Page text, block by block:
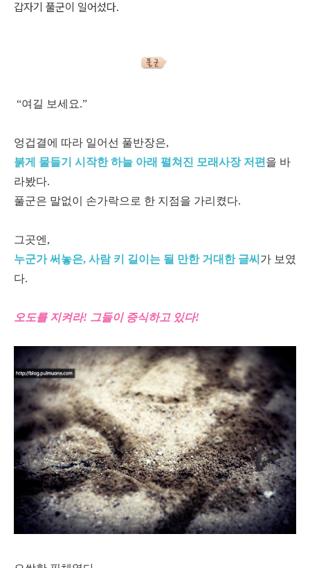
갑자기 풀군이 일어섰다.
“여길 보세요.”
엉겁결에 따라 일어선 풀반장은,
붉게 물들기 시작한 하늘 아래 펼쳐진 모래사장 저편 을 바
라봤다.
풀군은 말없이 손가락으로 한 지점을 가리켰다.
그곳엔,
누군가 써놓은, 사람 키 길이는 될 만한 거대한 글씨 가 보였
다.
오도를 지켜라! 그들이 증식하고 있다!